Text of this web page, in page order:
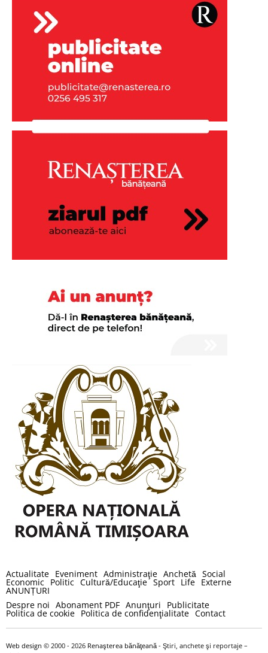
Actualitate Eveniment Administraţie Anchetă Social
Economic Politic Cultură/Educaţie Sport Life Externe
ANUNȚURI
Despre noi Abonament PDF Anunţuri Publicitate
Politica de cookie Politica de confidenţialitate Contact
Web design © 2000 - 2026 Renaşterea bănăţeană - Ştiri, anchete şi reportaje –